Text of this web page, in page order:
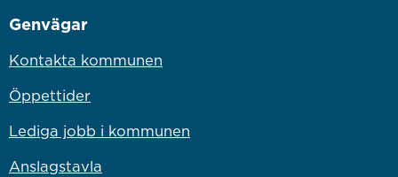
Genvägar
Kontakta kommunen
Öppettider
Lediga jobb i kommunen
Anslagstavla